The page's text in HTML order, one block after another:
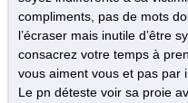
compliments, pas de mots
l’écraser mais inutile d’être
consacrez votre temps à
vous aiment vous et pas par
Le pn déteste voir sa proie